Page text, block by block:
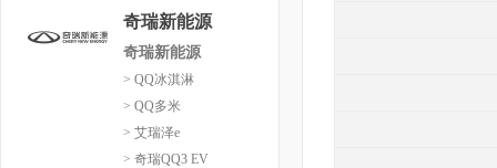
奇瑞新能源
奇瑞新能源
> QQ冰淇淋
> QQ多米
> 艾瑞泽e
> 奇瑞QQ3 EV